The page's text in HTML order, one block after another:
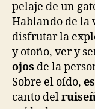
pelaje de un
Hablando de la
disfrutar la
y otoño, ver y
ojos de la
Sobre el oído,
canto del